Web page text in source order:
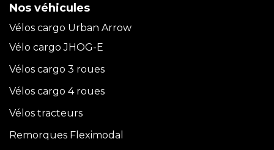
Nos véhicules
Vélos cargo Urban Arrow
Vélo cargo JHOG-E
Vélos cargo 3 roues
Vélos cargo 4 roues
Vélos tracteurs
Remorques Fleximodal